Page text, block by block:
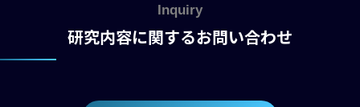
Inquiry
研究内容に関するお問い合わせ